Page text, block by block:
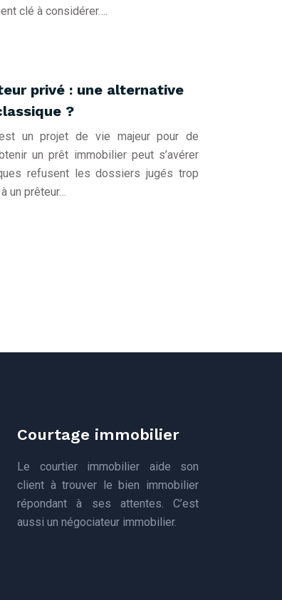
clé à considérer….
privé : une alternative
?
est un projet de vie majeur pour de
un prêt immobilier peut s’avérer
refusent les dossiers jugés trop
un prêteur…
Courtage immobilier
Le courtier immobilier aide son
client à trouver le bien immobilier
répondant à ses attentes. C’est
aussi un négociateur immobilier.